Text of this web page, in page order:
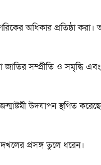
অধিকার প্রতিষ্ঠা
জাতির সম্প্রীতি ও সমৃদ্ধি এবং
উদযাপন স্থগিত
প্রসঙ্গ তুলে ধরেন।